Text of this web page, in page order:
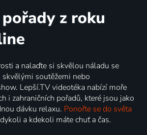
z roku
a nalaďte si skvělou náladu se
skvělými soutěžemi nebo
Lepší.TV videotéka nabízí moře
i zahraničních pořadů, které jsou jako
dávku relaxu. Ponořte se do světa
a kdekoli máte chuť a čas.